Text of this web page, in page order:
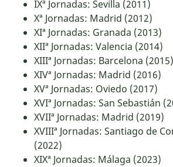
IXª Jornadas: Sevilla (2011)
Xª Jornadas: Madrid (2012)
XIª Jornadas: Granada (2013)
XIIª Jornadas: Valencia (2014)
XIIIª Jornadas: Barcelona (2015)
XIVª Jornadas: Madrid (2016)
XVª Jornadas: Oviedo (2017)
XVIª Jornadas: San Sebastián
XVIIª Jornadas: Madrid (2019)
XVIIIª Jornadas: Santiago de
(2022)
XIXª Jornadas: Málaga (2023)